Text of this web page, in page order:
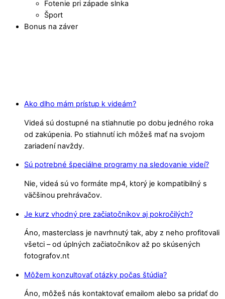
Fotenie pri západe slnka
Šport
Bonus na záver
Ako dlho mám prístup k videám?
Videá sú dostupné na stiahnutie po dobu jedného roka
od zakúpenia. Po stiahnutí ich môžeš mať na svojom
zariadení navždy.
Sú potrebné špeciálne programy na sledovanie videí?
Nie, videá sú vo formáte mp4, ktorý je kompatibilný s
väčšinou prehrávačov.
Je kurz vhodný pre začiatočníkov aj pokročilých?
Áno, masterclass je navrhnutý tak, aby z neho profitovali
všetci – od úplných začiatočníkov až po skúsených
fotografov.nt
Môžem konzultovať otázky počas štúdia?
Áno, môžeš nás kontaktovať emailom alebo sa pridať do